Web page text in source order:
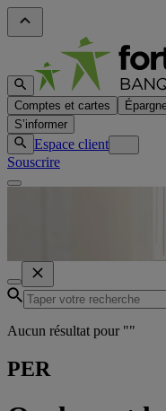
Comptes et cartes
S’informer
Espace client
Souscrire
Aucun résultat pour ""
PER